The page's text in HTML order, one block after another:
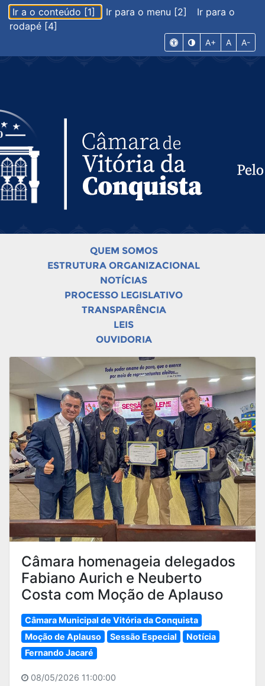
Ir a o conteúdo [1] Ir para o menu [2]
Ir para o
rodapé [4]
A+ A A-
QUEM SOMOS
ESTRUTURA ORGANIZACIONAL
NOTÍCIAS
PROCESSO LEGISLATIVO
TRANSPARÊNCIA
LEIS
OUVIDORIA
Câmara homenageia delegados
Fabiano Aurich e Neuberto
Costa com Moção de Aplauso
Câmara Municipal de Vitória da Conquista
Moção de Aplauso
Sessão Especial
Notícia
Fernando Jacaré
08/05/2026 11:00:00